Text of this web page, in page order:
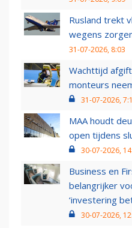
Rusland trekt
wegens
31-07-2026, 8:03
Wachttijd
monteurs
31-07-2026,
MAA houdt
open tijdens
30-07-2026,
Business en
belangrijker
‘investering
30-07-2026,